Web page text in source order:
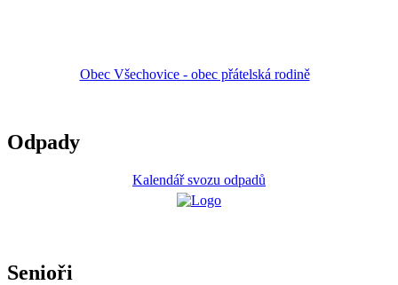
Obec Všechovice - obec přátelská rodině
Odpady
Kalendář svozu odpadů
Senioři